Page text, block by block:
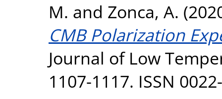
M. and Zonca, A.
CMB Polarization
Journal of Low
1107-1117. ISSN